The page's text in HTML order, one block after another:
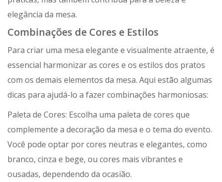
elegância da mesa.
Combinações de Cores e Estilos
Para criar uma mesa elegante e visualmente atraente, é
essencial harmonizar as cores e os estilos dos pratos
com os demais elementos da mesa. Aqui estão algumas
dicas para ajudá-lo a fazer combinações harmoniosas:
Paleta de Cores: Escolha uma paleta de cores que
complemente a decoração da mesa e o tema do evento.
Você pode optar por cores neutras e elegantes, como
branco, cinza e bege, ou cores mais vibrantes e
ousadas, dependendo da ocasião.